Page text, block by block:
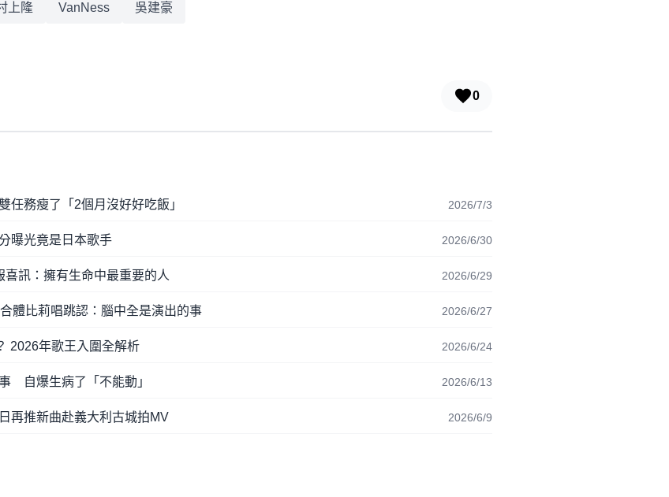
上隆 VanNess 吳建豪
0
務瘦了「2個月沒好好吃飯」 2026/7/3
曝光竟是日本歌手 2026/6/30
訊：擁有生命中最重要的人 2026/6/29
體比莉唱跳認：腦中全是演出的事 2026/6/27
2026年歌王入圍全解析 2026/6/24
自爆生病了「不能動」 2026/6/13
再推新曲赴義大利古城拍MV 2026/6/9